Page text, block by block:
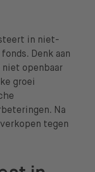
in niet-
Denk aan
openbaar
groei
Na
tegen